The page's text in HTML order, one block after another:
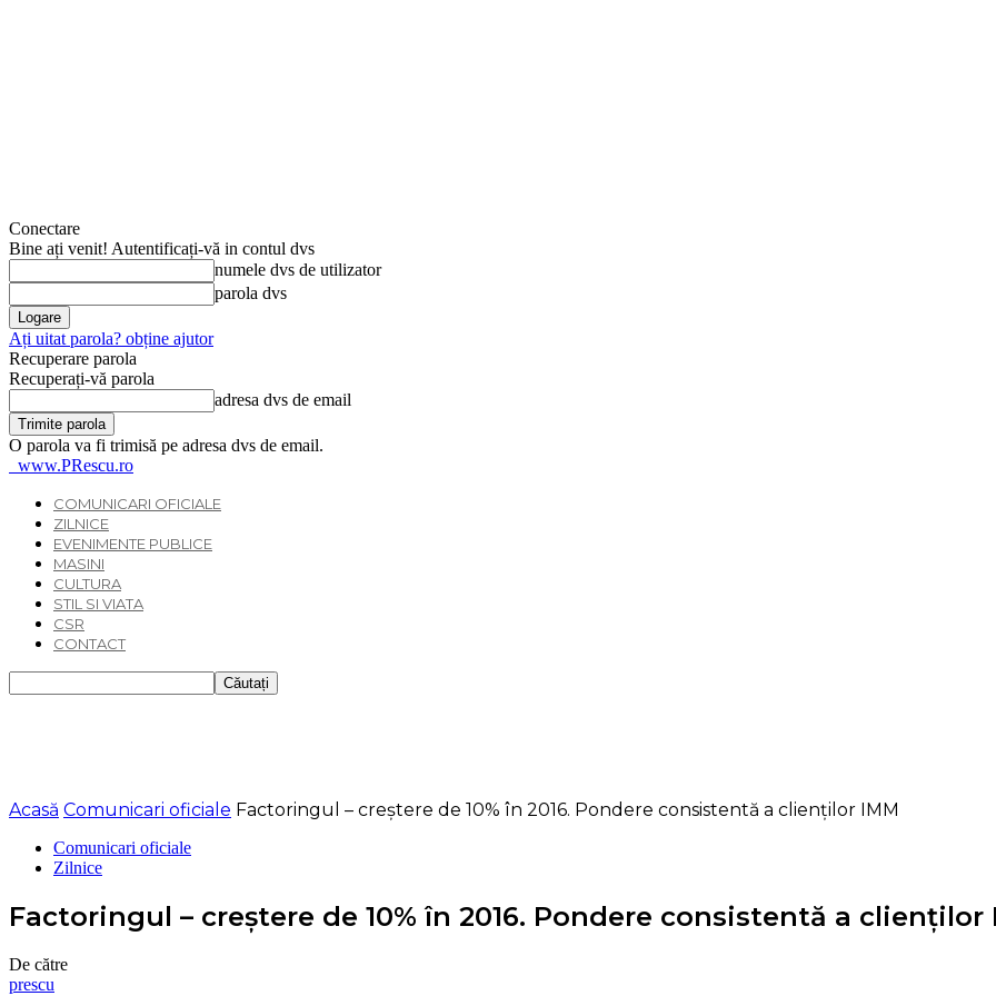
Conectare
Bine ați venit! Autentificați-vă in contul dvs
numele dvs de utilizator
parola dvs
Ați uitat parola? obține ajutor
Recuperare parola
Recuperați-vă parola
adresa dvs de email
O parola va fi trimisă pe adresa dvs de email.
www.PRescu.ro
COMUNICARI OFICIALE
ZILNICE
EVENIMENTE PUBLICE
MASINI
CULTURA
STIL SI VIATA
CSR
CONTACT
Acasă Comunicari oficiale Factoringul – creștere de 10% în 2016. Pondere consistentă a clienților IMM
Comunicari oficiale
Zilnice
Factoringul – creștere de 10% în 2016. Pondere consistentă a clienților
De către
prescu